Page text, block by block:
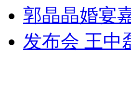
郭晶晶婚宴
发布会 王中